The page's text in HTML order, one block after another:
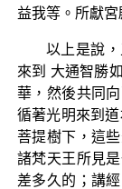
益我等。所獻宮
以上是說
來到 大通智勝
華，然後共同
循著光明來到
菩提樹下，這
諸梵天王所見
差多久的；講